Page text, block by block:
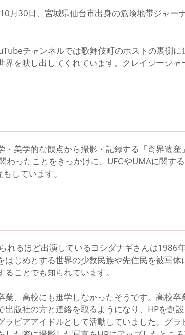
月30日、宮城県仙台市出身の危険地帯ジャー
チャンネルでは歌舞伎町のホストの裏側に
を映し出してくれています。クレイジージャ
美学的な観点から撮影・記録する「奇界遺産
ったことをきっかけに、UFOやUMAに関す
しています。
れるほど出演しているヨシダナギさんは1986
じめとする世界の少数民族や先住民を被写体
ことでも知られています。
、高校にも進学しなかったそうです。高校卒
版社の方と連絡を取るようになり、HPを創
ビアアイドルとして活動していました。グラ